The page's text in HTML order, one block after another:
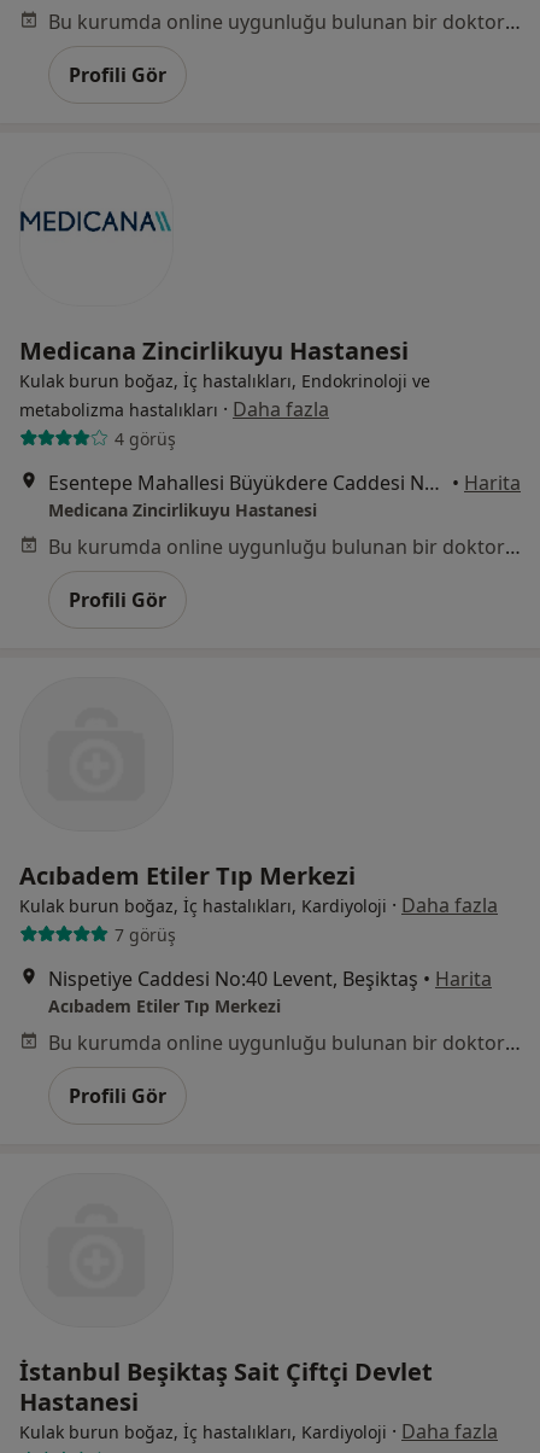
Bu kurumda online uygunluğu bulunan bir doktor veya uzman bulunamadı
Profili Gör
Medicana Zincirlikuyu Hastanesi
Kulak burun boğaz, İç hastalıkları, Endokrinoloji ve
metabolizma hastalıkları · Daha fazla
4 görüş
Esentepe Mahallesi Büyükdere Caddesi No:165, Şişli • Harita
Medicana Zincirlikuyu Hastanesi
Bu kurumda online uygunluğu bulunan bir doktor veya uzman bulunamadı
Profili Gör
Acıbadem Etiler Tıp Merkezi
Kulak burun boğaz, İç hastalıkları, Kardiyoloji · Daha fazla
7 görüş
Nispetiye Caddesi No:40 Levent, Beşiktaş • Harita
Acıbadem Etiler Tıp Merkezi
Bu kurumda online uygunluğu bulunan bir doktor veya uzman bulunamadı
Profili Gör
İstanbul Beşiktaş Sait Çiftçi Devlet
Hastanesi
Kulak burun boğaz, İç hastalıkları, Kardiyoloji · Daha fazla